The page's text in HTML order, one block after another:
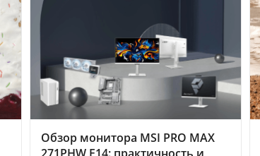
Обзор монитора MSI PRO MAX